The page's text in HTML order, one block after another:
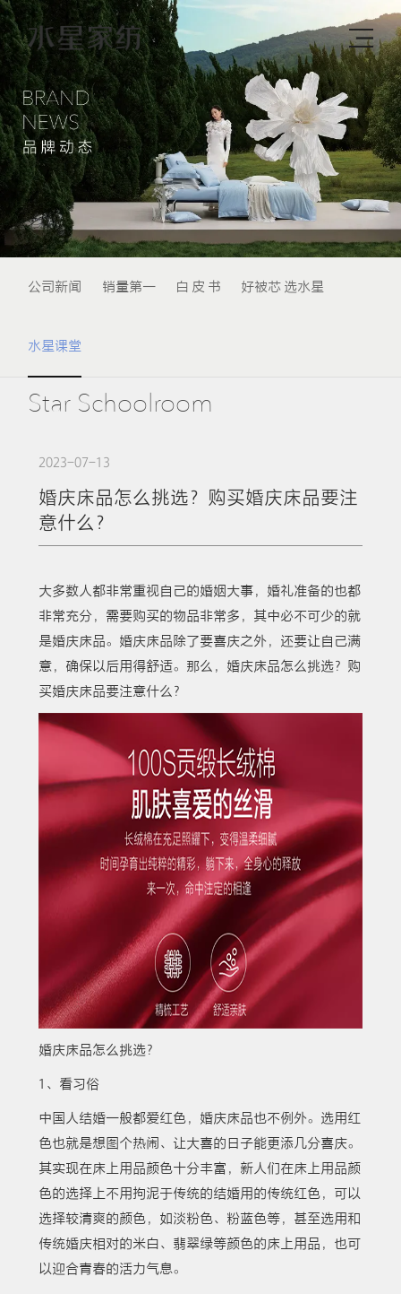
公司新闻 销量第一 白 皮 书 好被芯 选水星
水星课堂
Star Schoolroom
2023-07-13
婚庆床品怎么挑选？购买婚庆床品要注
意什么？
大多数人都非常重视自己的婚姻大事，婚礼准备的也都
非常充分，需要购买的物品非常多，其中必不可少的就
是婚庆床品。婚庆床品除了要喜庆之外，还要让自己满
意，确保以后用得舒适。那么，婚庆床品怎么挑选？购
买婚庆床品要注意什么？
婚庆床品怎么挑选？
1、看习俗
中国人结婚一般都爱红色，婚庆床品也不例外。选用红
色也就是想图个热闹、让大喜的日子能更添几分喜庆。
其实现在床上用品颜色十分丰富，新人们在床上用品颜
色的选择上不用拘泥于传统的结婚用的传统红色，可以
选择较清爽的颜色，如淡粉色、粉蓝色等，甚至选用和
传统婚庆相对的米白、翡翠绿等颜色的床上用品，也可
以迎合青春的活力气息。